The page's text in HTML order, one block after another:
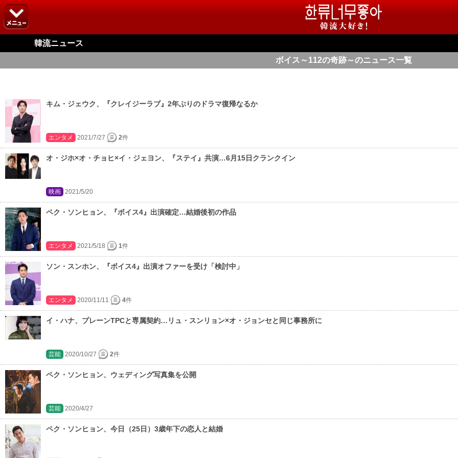
韓流ニュース
ボイス～112の奇跡～のニュース一覧
キム・ジェウク、『クレイジーラブ』2年ぶりのドラマ復帰なるか
エンタメ 2021/7/27 2件
オ・ジホ×オ・チョヒ×イ・ジェヨン、『ステイ』共演…6月15日クランクイン
映画 2021/5/20
ペク・ソンヒョン、『ボイス4』出演確定…結婚後初の作品
エンタメ 2021/5/18 1件
ソン・スンホン、『ボイス4』出演オファーを受け「検討中」
エンタメ 2020/11/11 4件
イ・ハナ、プレーンTPCと専属契約…リュ・スンリョン×オ・ジョンセと同じ事務所に
芸能 2020/10/27 2件
ペク・ソンヒョン、ウェディング写真集を公開
芸能 2020/4/27
ペク・ソンヒョン、今日（25日）3歳年下の恋人と結婚